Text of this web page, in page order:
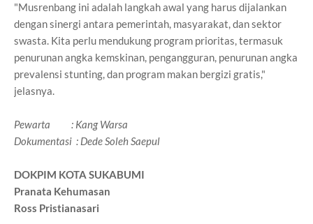
"Musrenbang ini adalah langkah awal yang harus dijalankan
dengan sinergi antara pemerintah, masyarakat, dan sektor
swasta. Kita perlu mendukung program prioritas, termasuk
penurunan angka kemskinan, pengangguran, penurunan angka
prevalensi stunting, dan program makan bergizi gratis,"
jelasnya.
Pewarta : Kang Warsa
Dokumentasi : Dede Soleh Saepul
DOKPIM KOTA SUKABUMI
Pranata Kehumasan
Ross Pristianasari